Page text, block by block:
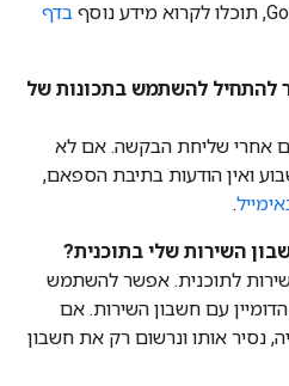
בדף
להשתמש בתכונות של
שליחת הבקשה. אם לא
הודעות בתיבת הספאם,
.
שלי בתוכנית?
לתוכנית. אפשר להשתמש
עם חשבון השירות. אם
אותו ונרשום רק את חשבון